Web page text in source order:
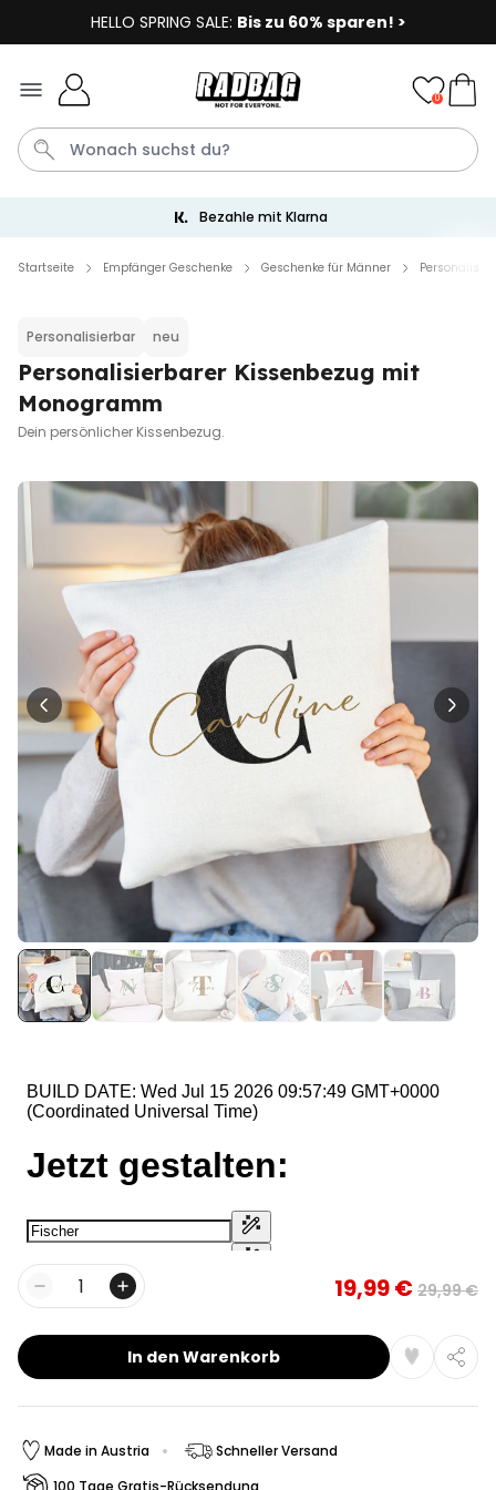
HELLO SPRING SALE: Bis zu 60% sparen! >
Personalisierbares Aperol
Spritz Glas mit Name
24,99 €
2er-Set mit Gesicht
über 1.200
mal gekauft
29,99 €
Personalisierbar
über 68.600
mal gekauft
39,99 €
Personalisierbar
Personalisierbarer Pullover
mit deiner Zeichnung vorne
und hinten
über 600
gekauft
Personalisierbar
Personalisierbares
Geschenkpapier mit Gesicht
über 16.800
mal gekauft
19,99 €
0
Bezahle mit Klarna
Startseite Empfänger Geschenke Geschenke für Männer
Personalisierbar neu
Personalisierbarer Kissenbezug mit
Monogramm
Dein persönlicher Kissenbezug.
Menge 19,99 € 29,99 €
In den Warenkorb
Made in Austria
Schneller Versand
100 Tage Gratis-Rücksendung